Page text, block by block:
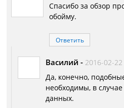
Спасибо за обзор
обойму.
Ответить
Василий - 2016-02-22
Да, конечно,
необходимы, в
данных.